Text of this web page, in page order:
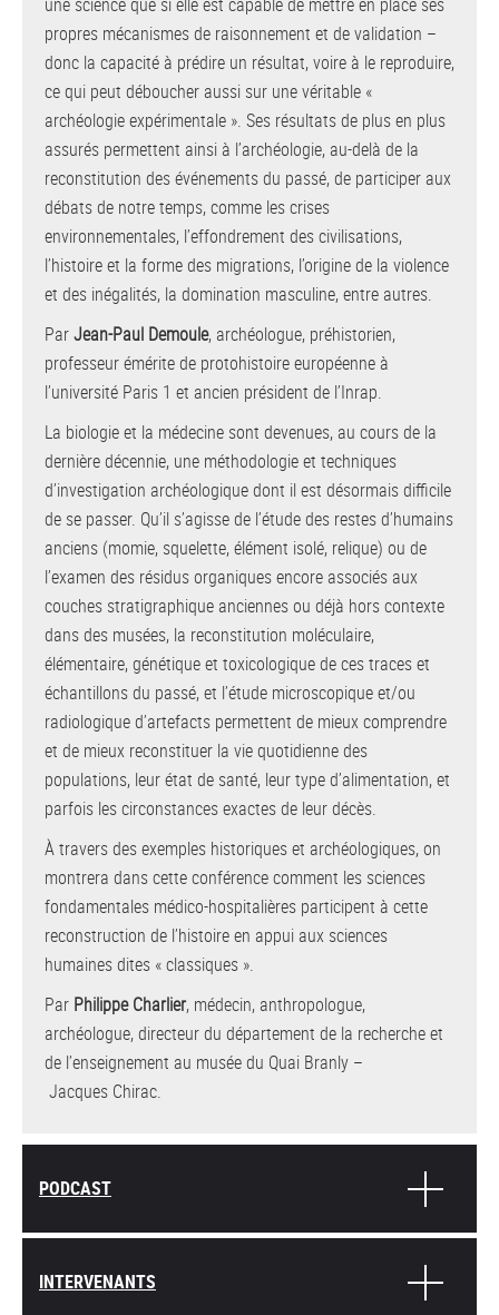
propres mécanismes de raisonnement et de validation –
donc la capacité à prédire un résultat, voire à le reproduire,
ce qui peut déboucher aussi sur une véritable «
archéologie expérimentale ». Ses résultats de plus en plus
assurés permettent ainsi à l’archéologie, au-delà de la
reconstitution des événements du passé, de participer aux
débats de notre temps, comme les crises
environnementales, l’effondrement des civilisations,
l’histoire et la forme des migrations, l’origine de la violence
et des inégalités, la domination masculine, entre autres.
ParJean-Paul Demoule, archéologue, préhistorien,
professeur émérite de protohistoire européenne à
l’université Paris 1 et ancien président de l’Inrap.
La biologie et la médecine sont devenues, au cours de la
dernière décennie, une méthodologie et techniques
d’investigation archéologique dont il est désormais difficile
de se passer. Qu’il s’agisse de l’étude des restes d’humains
anciens (momie, squelette, élément isolé, relique) ou de
l’examen des résidus organiques encore associés aux
couches stratigraphique anciennes ou déjà hors contexte
dans des musées, la reconstitution moléculaire,
élémentaire, génétique et toxicologique de ces traces et
échantillons du passé, et l’étude microscopique et/ou
radiologique d’artefacts permettent de mieux comprendre
et de mieux reconstituer la vie quotidienne des
populations, leur état de santé, leur type d’alimentation, et
parfois les circonstances exactes de leur décès.
À travers des exemples historiques et archéologiques, on
montrera dans cette conférence comment les sciences
fondamentales médico-hospitalières participent à cette
reconstruction de l’histoire en appui aux sciences
humaines dites « classiques ».
Par Philippe Charlier, médecin, anthropologue,
archéologue, directeur du département de la recherche et
de l’enseignement au musée du Quai Branly –
Jacques Chirac.
PODCAST
INTERVENANTS